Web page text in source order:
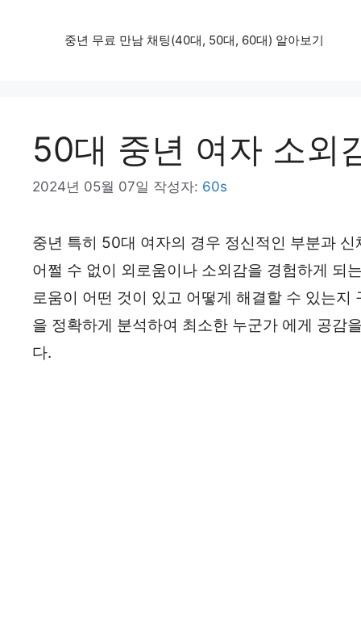
중년 무료 만남 채팅(40대, 50대, 60대) 알아보기
50대 중년 여자 소외
2024년 05월 07일 작성자: 60s
중년 특히 50대 여자의 경우 정신적인 부분과
어쩔 수 없이 외로움이나 소외감을 경험하게 되
로움이 어떤 것이 있고 어떻게 해결할 수 있는
을 정확하게 분석하여 최소한 누군가 에게 공감
다.